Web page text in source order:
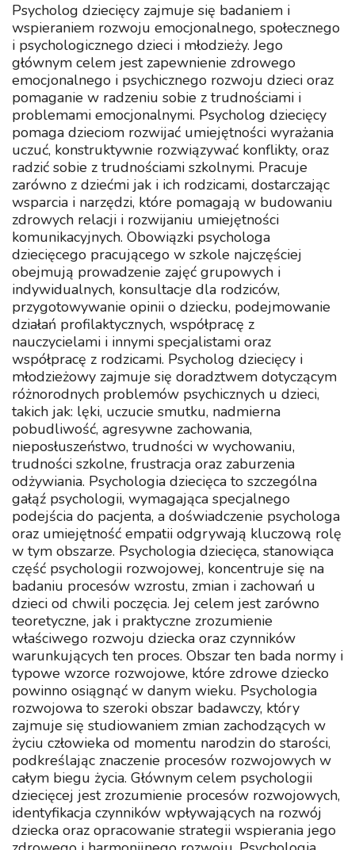
Psycholog dziecięcy zajmuje się badaniem i
wspieraniem rozwoju emocjonalnego, społecznego
i psychologicznego dzieci i młodzieży. Jego
głównym celem jest zapewnienie zdrowego
emocjonalnego i psychicznego rozwoju dzieci oraz
pomaganie w radzeniu sobie z trudnościami i
problemami emocjonalnymi. Psycholog dziecięcy
pomaga dzieciom rozwijać umiejętności wyrażania
uczuć, konstruktywnie rozwiązywać konflikty, oraz
radzić sobie z trudnościami szkolnymi. Pracuje
zarówno z dziećmi jak i ich rodzicami, dostarczając
wsparcia i narzędzi, które pomagają w budowaniu
zdrowych relacji i rozwijaniu umiejętności
komunikacyjnych. Obowiązki psychologa
dziecięcego pracującego w szkole najczęściej
obejmują prowadzenie zajęć grupowych i
indywidualnych, konsultacje dla rodziców,
przygotowywanie opinii o dziecku, podejmowanie
działań profilaktycznych, współpracę z
nauczycielami i innymi specjalistami oraz
współpracę z rodzicami. Psycholog dziecięcy i
młodzieżowy zajmuje się doradztwem dotyczącym
różnorodnych problemów psychicznych u dzieci,
takich jak: lęki, uczucie smutku, nadmierna
pobudliwość, agresywne zachowania,
nieposłuszeństwo, trudności w wychowaniu,
trudności szkolne, frustracja oraz zaburzenia
odżywiania. Psychologia dziecięca to szczególna
gałąź psychologii, wymagająca specjalnego
podejścia do pacjenta, a doświadczenie psychologa
oraz umiejętność empatii odgrywają kluczową rolę
w tym obszarze. Psychologia dziecięca, stanowiąca
część psychologii rozwojowej, koncentruje się na
badaniu procesów wzrostu, zmian i zachowań u
dzieci od chwili poczęcia. Jej celem jest zarówno
teoretyczne, jak i praktyczne zrozumienie
właściwego rozwoju dziecka oraz czynników
warunkujących ten proces. Obszar ten bada normy i
typowe wzorce rozwojowe, które zdrowe dziecko
powinno osiągnąć w danym wieku. Psychologia
rozwojowa to szeroki obszar badawczy, który
zajmuje się studiowaniem zmian zachodzących w
życiu człowieka od momentu narodzin do starości,
podkreślając znaczenie procesów rozwojowych w
całym biegu życia. Głównym celem psychologii
dziecięcej jest zrozumienie procesów rozwojowych,
identyfikacja czynników wpływających na rozwój
dziecka oraz opracowanie strategii wspierania jego